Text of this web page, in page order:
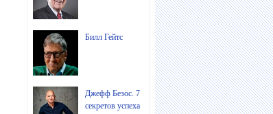
Билл Гейтс
Джефф Безос. 7
секретов успеха